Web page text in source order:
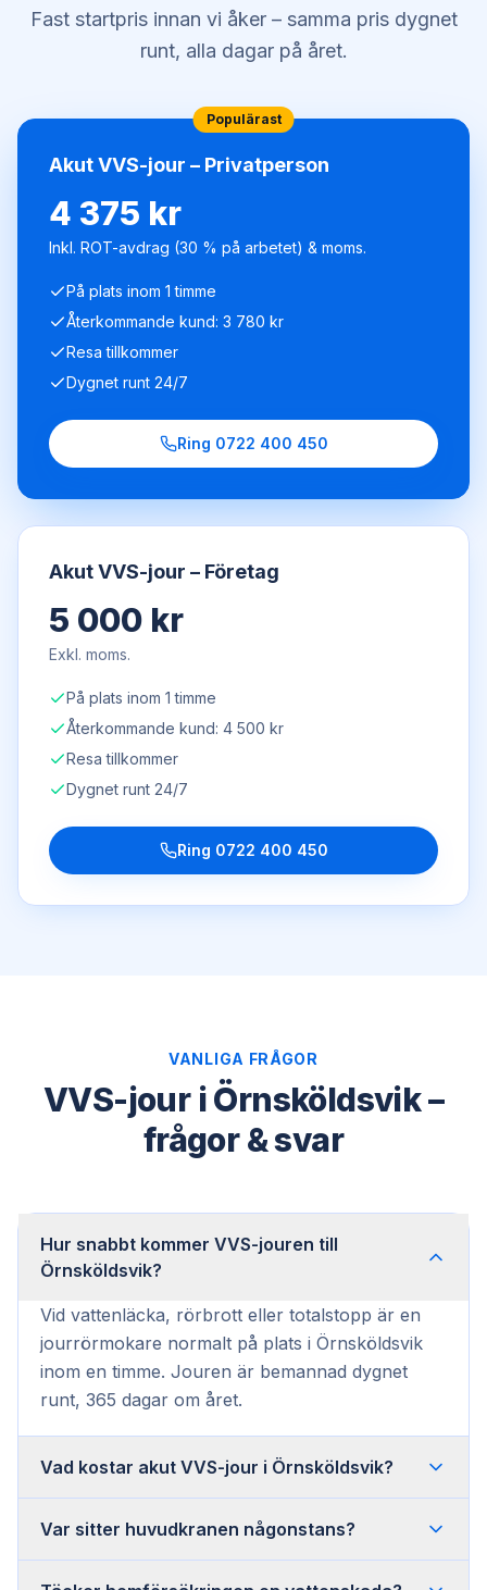
Fast startpris innan vi åker – samma pris dygnet
runt, alla dagar på året.
Populärast
Akut VVS-jour – Privatperson
4 375 kr
Inkl. ROT-avdrag (30 % på arbetet) & moms.
På plats inom 1 timme
Återkommande kund: 3 780 kr
Resa tillkommer
Dygnet runt 24/7
Ring 0722 400 450
Akut VVS-jour – Företag
5 000 kr
Exkl. moms.
På plats inom 1 timme
Återkommande kund: 4 500 kr
Resa tillkommer
Dygnet runt 24/7
Ring 0722 400 450
VANLIGA FRÅGOR
VVS-jour i Örnsköldsvik –
frågor & svar
Hur snabbt kommer VVS-jouren till
Örnsköldsvik?
Vid vattenläcka, rörbrott eller totalstopp är en
jourrörmokare normalt på plats i Örnsköldsvik
inom en timme. Jouren är bemannad dygnet
runt, 365 dagar om året.
Vad kostar akut VVS-jour i Örnsköldsvik?
Var sitter huvudkranen någonstans?